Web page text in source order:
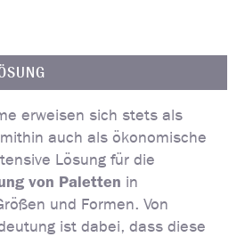
erweisen sich stets als
auch als ökonomische
Lösung für die
von Paletten in
und Formen. Von
ist dabei, dass diese